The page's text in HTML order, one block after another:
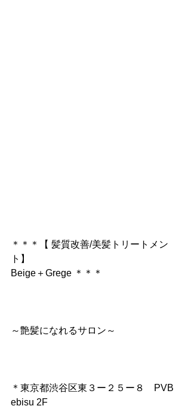
＊＊＊【 髪質改善/美髪トリートメン
ト】
Beige＋Grege ＊＊＊
～艶髪になれるサロン～
＊東京都渋谷区東３ー２５ー８　PVB
ebisu 2F